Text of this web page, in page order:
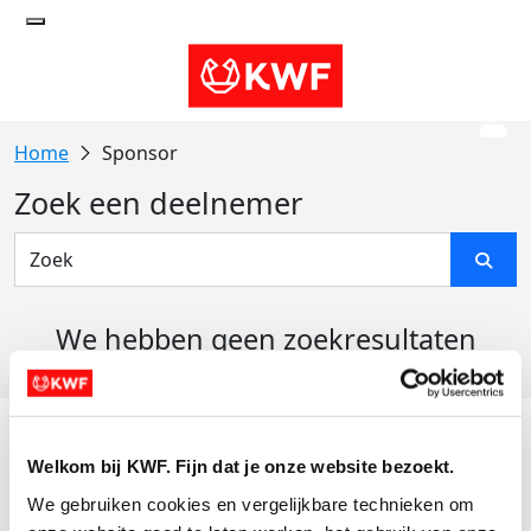
Welkom bij KWF. Fijn dat je onze website bezoekt.
We gebruiken cookies en vergelijkbare technieken om
Sponsor
Zoek een deelnemer
We hebben geen zoekresultaten
Actiematerialen
Evenementen